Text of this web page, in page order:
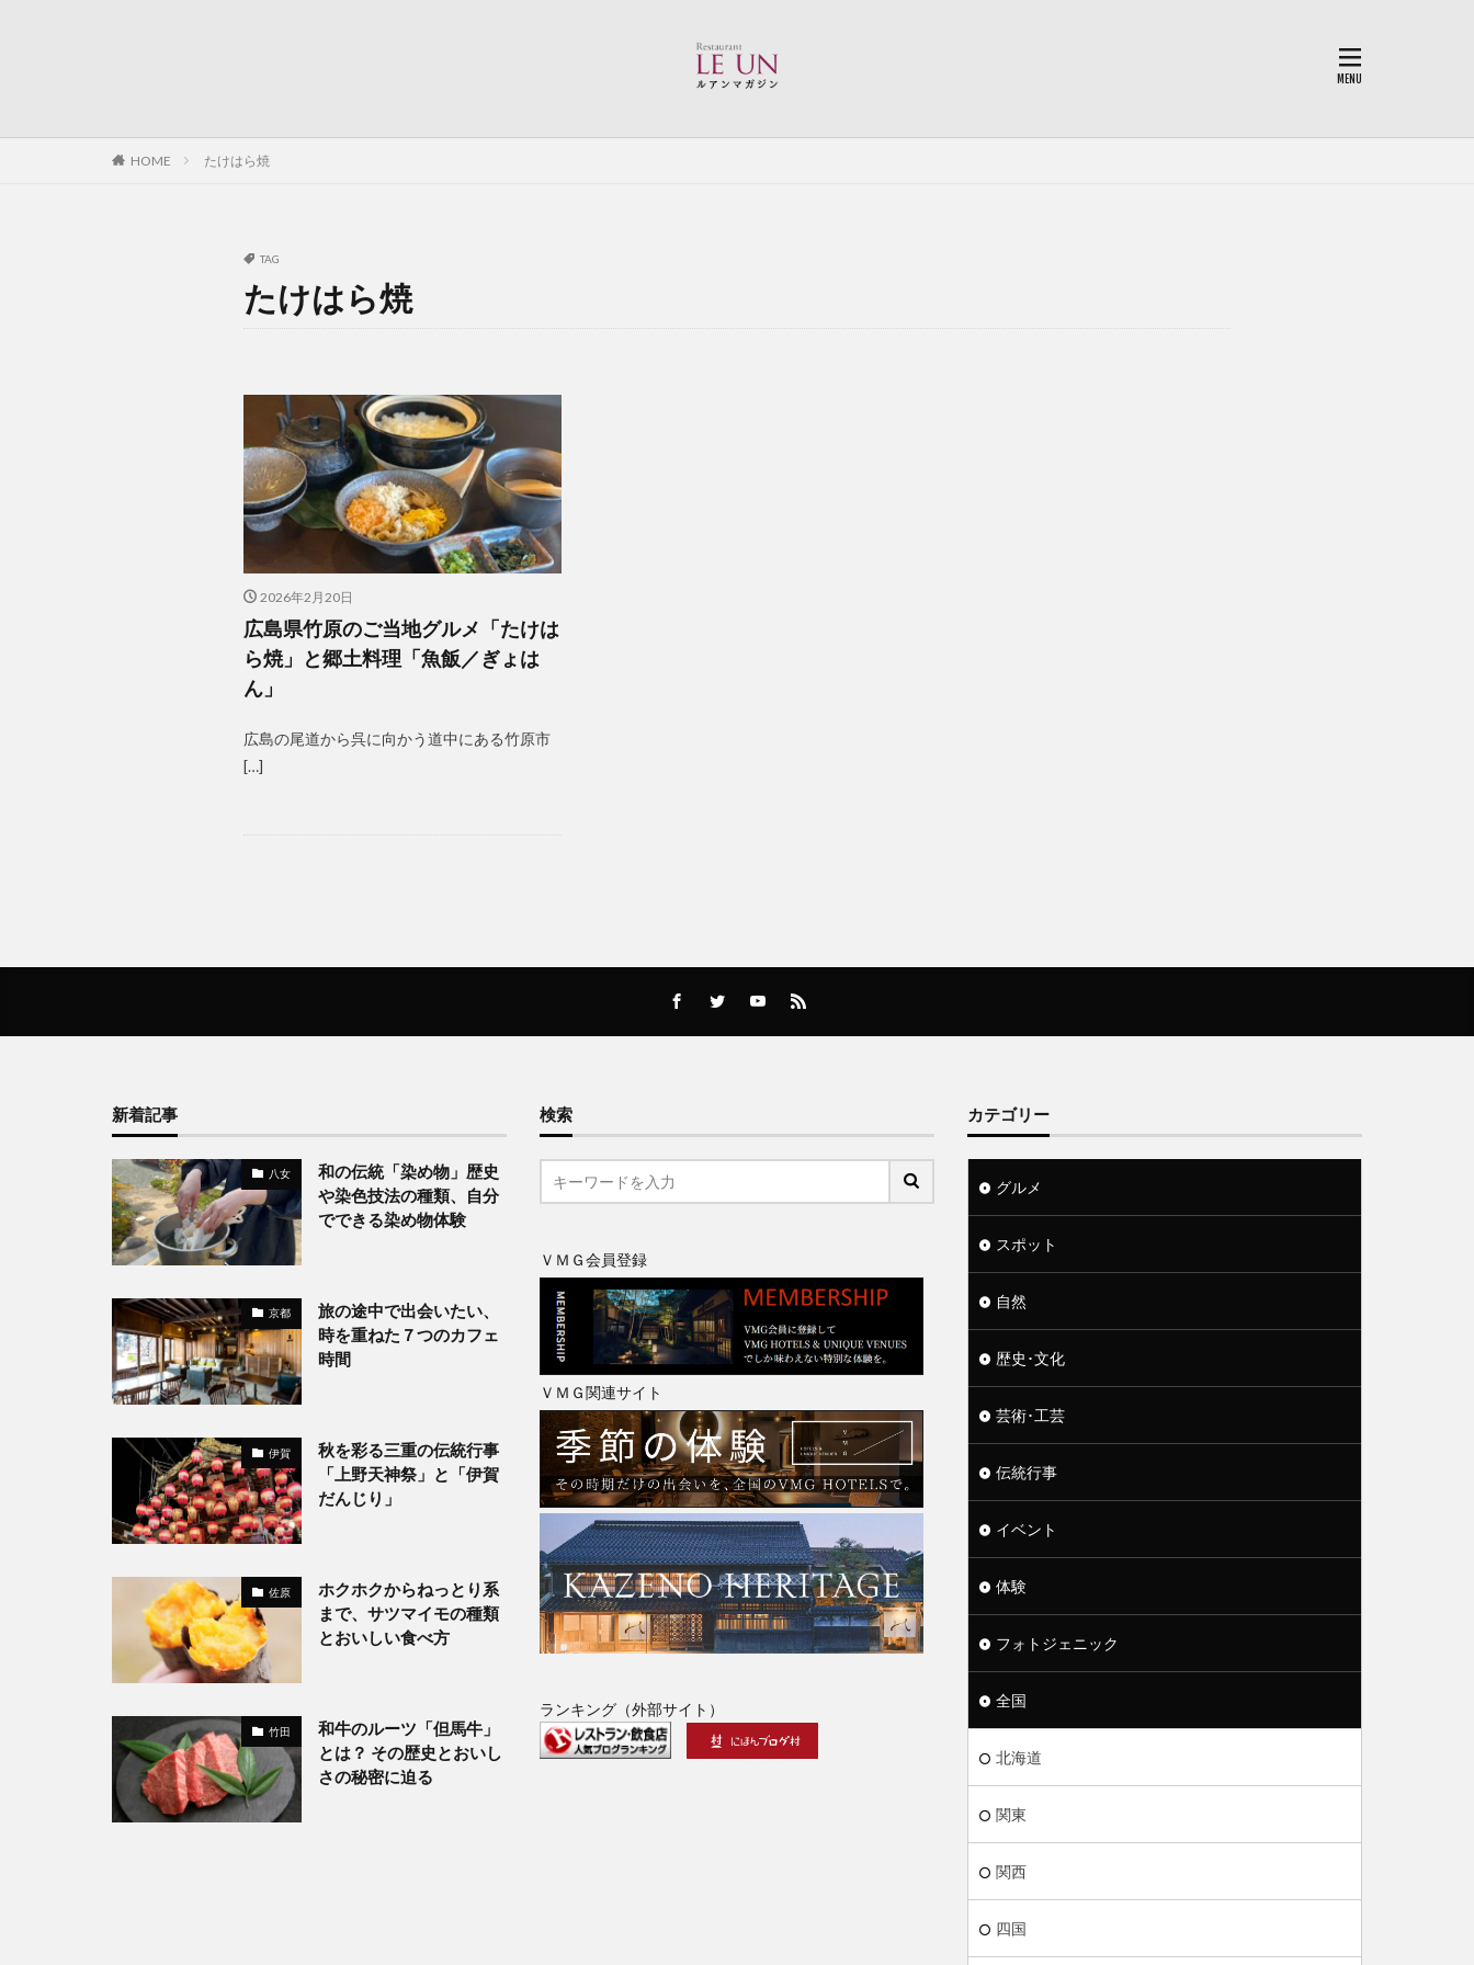
HOME たけはら焼
TAG
たけはら焼
2026年2月20日
広島県竹原のご当地グルメ「たけは
ら焼」と郷土料理「魚飯／ぎょは
ん」
広島の尾道から呉に向かう道中にある竹原市
[…]
新着記事
八女
和の伝統「染め物」歴史
や染色技法の種類、自分
でできる染め物体験
京都
旅の途中で出会いたい、
時を重ねた７つのカフェ
時間
伊賀
秋を彩る三重の伝統行事
「上野天神祭」と「伊賀
だんじり」
佐原
ホクホクからねっとり系
まで、サツマイモの種類
とおいしい食べ方
竹田
和牛のルーツ「但馬牛」
とは？ その歴史とおいし
さの秘密に迫る
検索
ＶＭＧ会員登録
ＶＭＧ関連サイト
ランキング（外部サイト）
カテゴリー
グルメ
スポット
自然
歴史･文化
芸術･工芸
伝統行事
イベント
体験
フォトジェニック
全国
北海道
関東
関西
四国